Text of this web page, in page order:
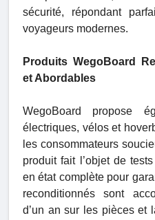
sécurité, répondant
voyageurs modernes.
Produits WegoBoard
et Abordables
WegoBoard propose
électriques, vélos et
les consommateurs
produit fait l’objet de
en état complète pour
reconditionnés sont
d’un an sur les pièces et